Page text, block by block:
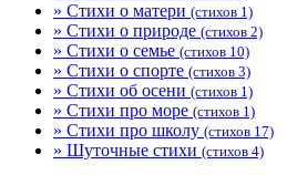
» Стихи о матери (стихов 1)
» Стихи о природе (стихов 2)
» Стихи о семье (стихов 10)
» Стихи о спорте (стихов 3)
» Стихи об осени (стихов 1)
» Стихи про море (стихов 1)
» Стихи про школу (стихов 17)
» Шуточные стихи (стихов 4)